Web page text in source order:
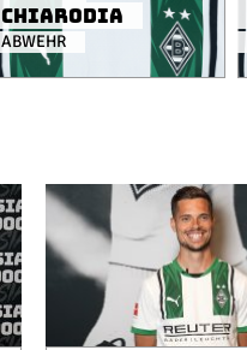
ABWEHR
Chiarodia